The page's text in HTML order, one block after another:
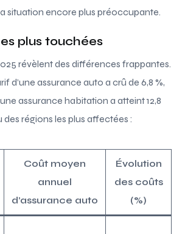
situation encore plus préoccupante.
plus touchées
révèlent des différences frappantes.
d’une assurance auto a crû de 6,8 %,
assurance habitation a atteint 12,8
des régions les plus affectées :
Coût moyen
annuel
d’assurance auto
Évolution
des coûts
(%)